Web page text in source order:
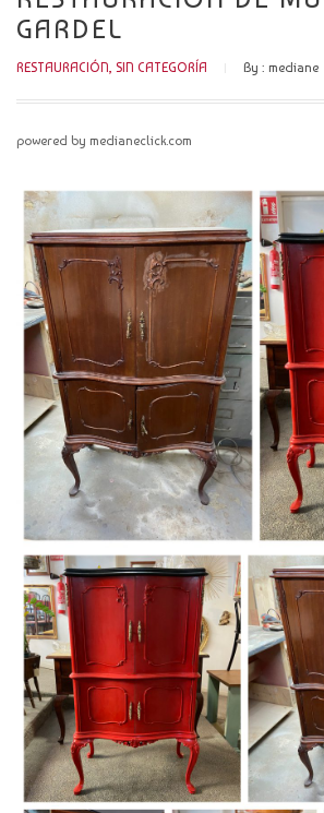
CONTACTO
GARDEL
RESTAURACIÓN, SIN CATEGORÍA By : mediane
powered by medianeclick.com